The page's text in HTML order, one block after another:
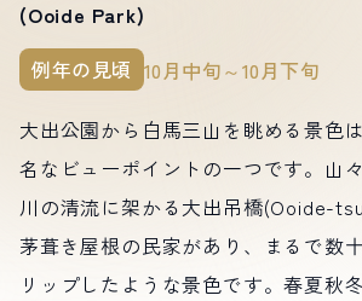
(Ooide Park)
例年の見頃 10月中旬～10月下旬
大出公園から白馬三山を眺める景色
名なビューポイントの一つです。山
川の清流に架かる大出吊橋(Ooide-
茅葺き屋根の民家があり、まるで数
リップしたような景色です。春夏秋